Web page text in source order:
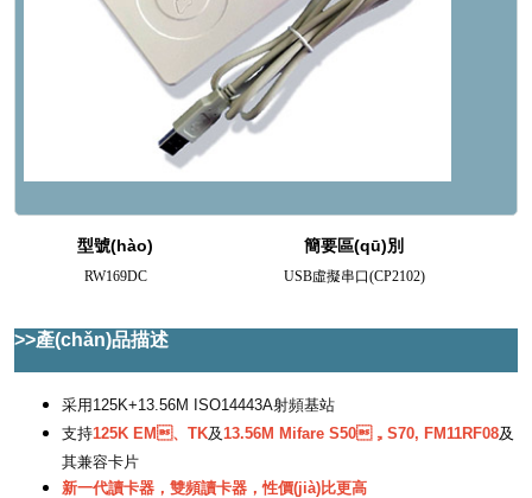
型號(hào) 簡要區(qū)別
RW169DC USB虛擬串口(CP2102)
>>產(chǎn)品描述
采用125K+13.56M ISO14443A射頻基站
支持125K EM、TK及 13.56M Mifare S50，S70, FM11RF08及
其兼容卡片
新一代讀卡器，雙頻讀卡器，性價(jià)比更高